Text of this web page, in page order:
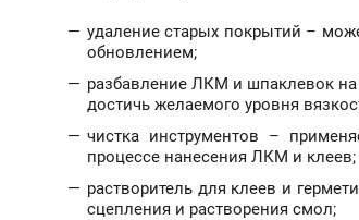
удаление старых покрытий –
обновлением;
разбавление ЛКМ и шпаклевок
достичь желаемого уровня
чистка инструментов –
процессе нанесения ЛКМ и клеев;
растворитель для клеев и
сцепления и растворения смол;